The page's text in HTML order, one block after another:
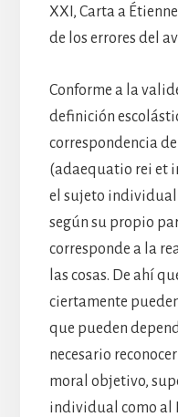
XXI, Carta a
de los errores del
Conforme a la
definición
correspondencia
(adaequatio rei et
el sujeto individual
según su propio
corresponde a la
las cosas. De ahí
ciertamente
que pueden
necesario
moral objetivo,
individual como al